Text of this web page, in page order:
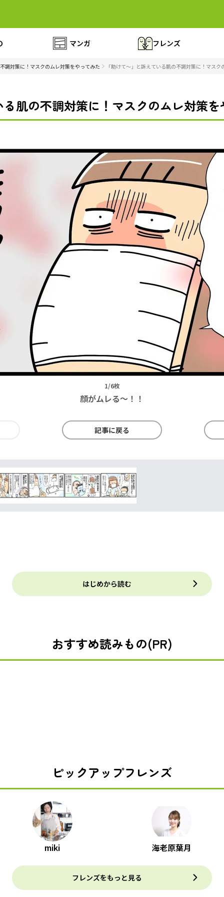
マンガ フレンズ
調対策に！マスクのムレ対策をやってみた 「助けて～」と訴えている肌の不調対策に！マス
肌の不調対策に！マスクのムレ対策
1/6枚
顔がムレる～！！
記事に戻る
はじめから読む
おすすめ読みもの(PR)
ピックアップフレンズ
miki 海老原葉月
フレンズをもっと見る